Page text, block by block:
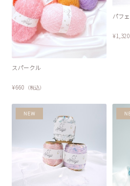
スパークル
¥660 （税込）
パフェ
¥1,320